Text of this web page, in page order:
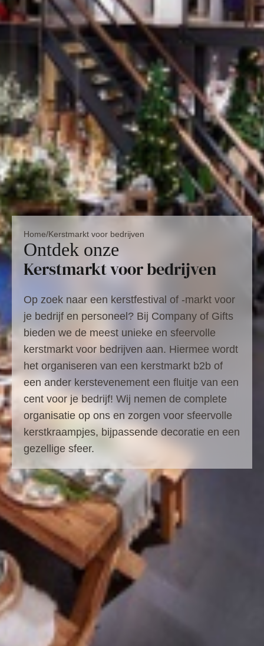
Home/Kerstmarkt voor bedrijven
Ontdek onze
Kerstmarkt voor bedrijven
Op zoek naar een kerstfestival of -markt voor
je bedrijf en personeel? Bij Company of Gifts
bieden we de meest unieke en sfeervolle
kerstmarkt voor bedrijven aan. Hiermee wordt
het organiseren van een kerstmarkt b2b of
een ander kerstevenement een fluitje van een
cent voor je bedrijf! Wij nemen de complete
organisatie op ons en zorgen voor sfeervolle
kerstkraampjes, bijpassende decoratie en een
gezellige sfeer.